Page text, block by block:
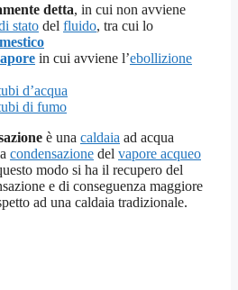
detta, in cui non avviene
stato del fluido, tra cui lo
in cui avviene l’ebollizione
d’acqua
di fumo
è una caldaia ad acqua
condensazione del vapore acqueo
modo si ha il recupero del
e di conseguenza maggiore
ad una caldaia tradizionale.